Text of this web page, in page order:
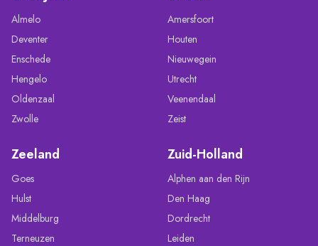
Almelo
Deventer
Enschede
Hengelo
Oldenzaal
Zwolle
Amersfoort
Houten
Nieuwegein
Utrecht
Veenendaal
Zeist
Zeeland
Goes
Hulst
Middelburg
Terneuzen
Zuid-Holland
Alphen aan den Rijn
Den Haag
Dordrecht
Leiden